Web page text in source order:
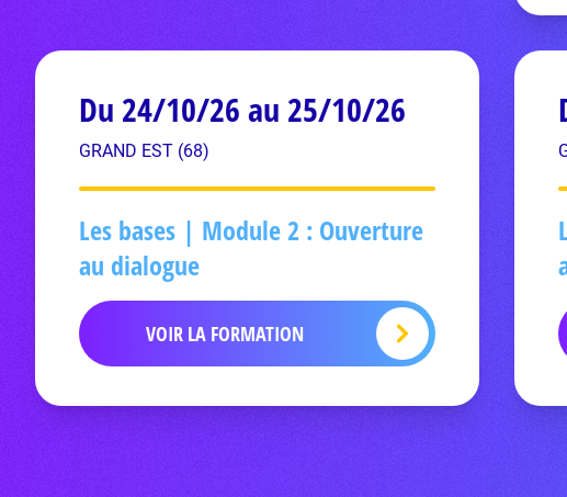
Du 24/10/26 au 25/10/26
GRAND EST (68)
Les bases | Module 2 : Ouverture
au dialogue
VOIR LA FORMATION